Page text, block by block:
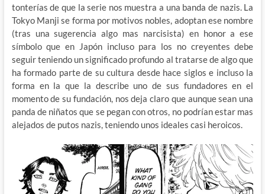
tonterías de que la serie nos muestra a una banda de nazis. La
Tokyo Manji se forma por motivos nobles, adoptan ese nombre
(tras una sugerencia algo mas narcisista) en honor a ese
símbolo que en Japón incluso para los no creyentes debe
seguir teniendo un significado profundo al tratarse de algo que
ha formado parte de su cultura desde hace siglos e incluso la
forma en la que la describe uno de sus fundadores en el
momento de su fundación, nos deja claro que aunque sean una
panda de niñatos que se pegan con otros, no podrían estar mas
alejados de putos nazis, teniendo unos ideales casi heroicos.